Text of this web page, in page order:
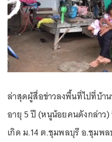
ล่าสุดผู้สื่อข่าวลงพื้นที่ไปที่บ้า
อายุ 5 ปี (หนูน้อยคนดังกล่า
เกิด ม.14 ต.ชุมพลบุรี อ.ชุมพ